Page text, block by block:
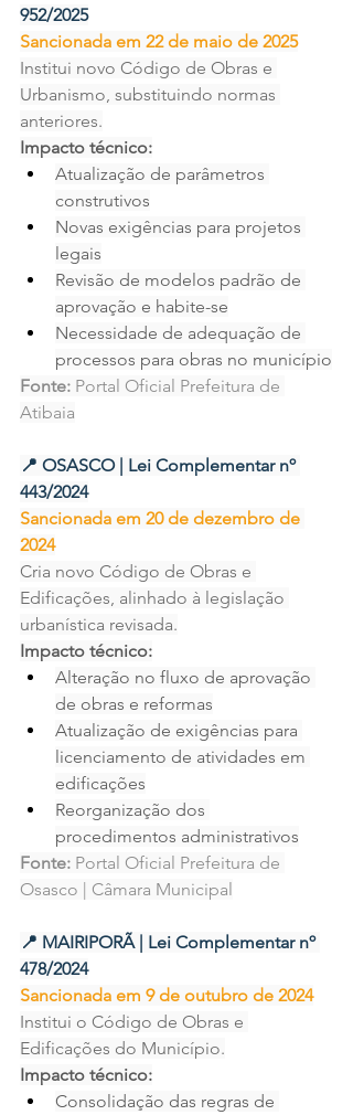
952/2025
Sancionada em 22 de maio de 2025
Institui novo Código de Obras e
Urbanismo, substituindo normas
anteriores.
Impacto técnico:
Atualização de parâmetros
construtivos
Novas exigências para projetos
legais
Revisão de modelos padrão de
aprovação e habite-se
Necessidade de adequação de
processos para obras no município
Fonte: Portal Oficial Prefeitura de
Atibaia
📍 OSASCO | Lei Complementar nº
443/2024
Sancionada em 20 de dezembro de
2024
Cria novo Código de Obras e
Edificações, alinhado à legislação
urbanística revisada.
Impacto técnico:
Alteração no fluxo de aprovação
de obras e reformas
Atualização de exigências para
licenciamento de atividades em
edificações
Reorganização dos
procedimentos administrativos
Fonte: Portal Oficial Prefeitura de
Osasco | Câmara Municipal
📍 MAIRIPORÃ | Lei Complementar nº
478/2024
Sancionada em 9 de outubro de 2024
Institui o Código de Obras e
Edificações do Município.
Impacto técnico:
Consolidação das regras de